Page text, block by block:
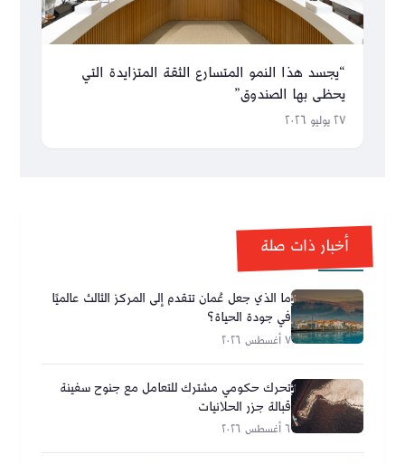
“يجسد هذا النمو المتسارع الثقة المتزايدة التي
يحظى بها الصندوق”
٢٧ يوليو ٢٠٢٦
أخبار ذات صلة
ما الذي جعل عُمان تتقدم إلى المركز الثالث عالميًا
في جودة الحياة؟
٧ أغسطس ٢٠٢٦
تحرك حكومي مشترك للتعامل مع جنوح سفينة
قبالة جزر الحلانيات
٦ أغسطس ٢٠٢٦